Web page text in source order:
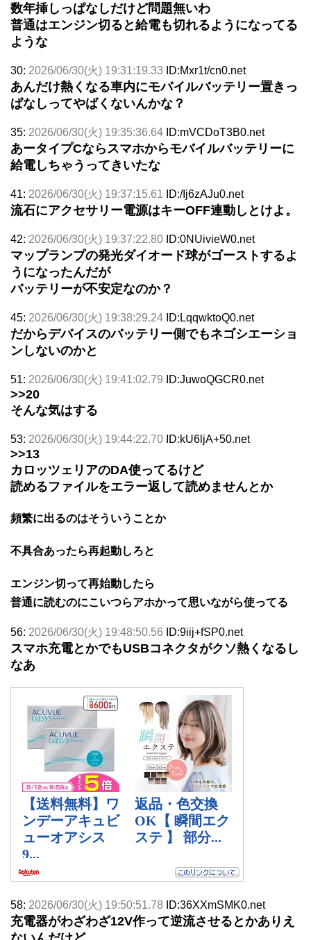
数年挿しっぱなしだけど問題無いわ
普通はエンジン切ると給電も切れるようになってる
ような
30: 2026/06/30(火) 19:31:19.33 ID:Mxr1t/cn0.net
あんだけ熱くなる車内にモバイルバッテリー置きっ
ぱなしってやばくないんかな？
35: 2026/06/30(火) 19:35:36.64 ID:mVCDoT3B0.net
あータイプCならスマホからモバイルバッテリーに
給電しちゃうってきいたな
41: 2026/06/30(火) 19:37:15.61 ID:/Ij6zAJu0.net
流石にアクセサリー電源はキーOFF連動しとけよ。
42: 2026/06/30(火) 19:37:22.80 ID:0NUivieW0.net
マップランプの発光ダイオード球がゴーストするよ
うになったんだが
バッテリーが不安定なのか？
45: 2026/06/30(火) 19:38:29.24 ID:LqqwktoQ0.net
だからデバイスのバッテリー側でもネゴシエーショ
ンしないのかと
51: 2026/06/30(火) 19:41:02.79 ID:JuwoQGCR0.net
>>20
そんな気はする
53: 2026/06/30(火) 19:44:22.70 ID:kU6ljA+50.net
>>13
カロッツェリアのDA使ってるけど
読めるファイルをエラー返して読めませんとか
頻繁に出るのはそういうことか
不具合あったら再起動しろと
エンジン切って再始動したら
普通に読むのにこいつらアホかって思いながら使ってる
56: 2026/06/30(火) 19:48:50.56 ID:9iij+fSP0.net
スマホ充電とかでもUSBコネクタがクソ熱くなるし
なあ
58: 2026/06/30(火) 19:50:51.78 ID:36XXmSMK0.net
充電器がわざわざ12V作って逆流させるとかありえ